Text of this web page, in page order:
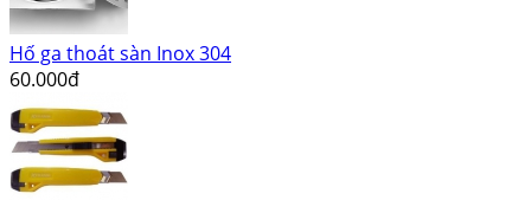
Hố ga thoát sàn Inox 304
60.000đ